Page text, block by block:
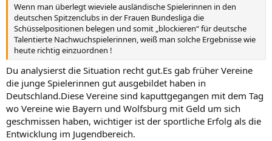
Wenn man überlegt wieviele ausländische Spielerinnen in den
deutschen Spitzenclubs in der Frauen Bundesliga die
Schüsselpositionen belegen und somit „blockieren“ für deutsche
Talentierte Nachwuchspielerinnen, weiß man solche Ergebnisse wie
heute richtig einzuordnen !
Du analysierst die Situation recht gut.Es gab früher Vereine
die junge Spielerinnen gut ausgebildet haben in
Deutschland.Diese Vereine sind kaputtgegangen mit dem Tag
wo Vereine wie Bayern und Wolfsburg mit Geld um sich
geschmissen haben, wichtiger ist der sportliche Erfolg als die
Entwicklung im Jugendbereich.